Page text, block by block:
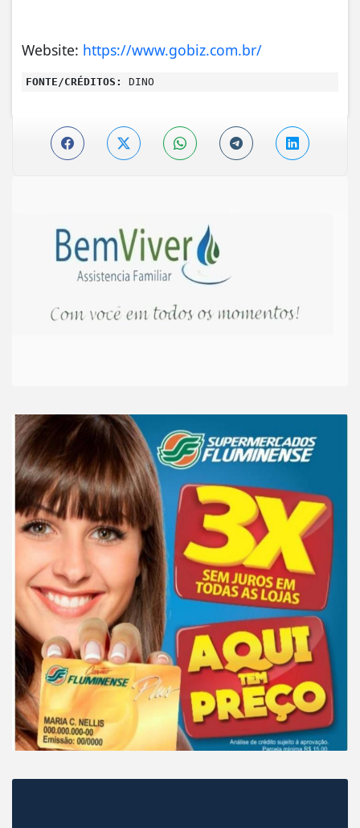
Website: https://www.gobiz.com.br/
FONTE/CRÉDITOS: DINO